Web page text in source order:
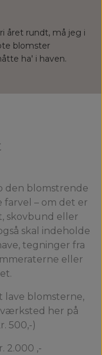
året rundt, må jeg i
blomster
ha' i haven.
den blomstrende
farvel – om det er
skovbund eller
skal indeholde
tegninger fra
eller
lave blomsterne,
værksted her på
500,-)
2.000 ,-